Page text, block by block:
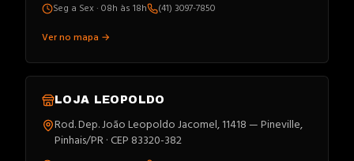
Seg a Sex · 08h às 18h
(41) 3097-7850
Ver no mapa →
LOJA LEOPOLDO
Rod. Dep. João Leopoldo Jacomel, 11418 — Pineville,
Pinhais/PR · CEP 83320-382